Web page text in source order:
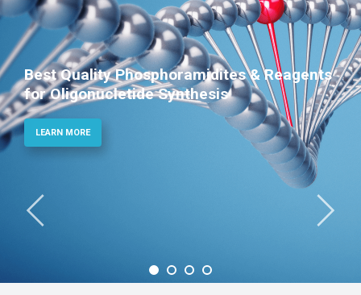
Best Quality Phosphoramidites & Reagents
for Oligonucletide Synthesis
LEARN MORE